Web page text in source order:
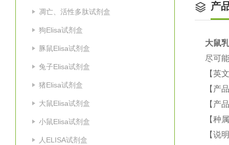
凋亡、活性多肽试剂盒
狗Elisa试剂盒
豚鼠Elisa试剂盒
兔子Elisa试剂盒
猪Elisa试剂盒
大鼠Elisa试剂盒
小鼠Elisa试剂盒
人ELISA试剂盒
产
大鼠
尽可
【英
【产
【产
【种
【说